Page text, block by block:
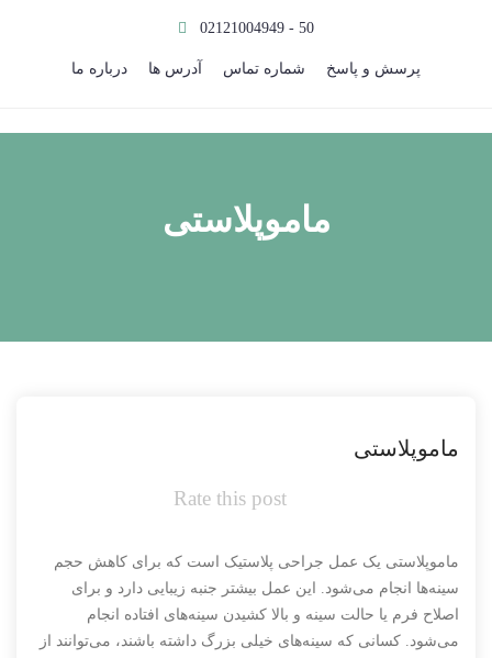
02121004949 - 50
درباره ما آدرس ها شماره تماس پرسش و پاسخ
ماموپلاستی
ماموپلاستی
Rate this post
ماموپلاستی یک عمل جراحی پلاستیک است که برای کاهش حجم
سینه‌ها انجام می‌شود. این عمل بیشتر جنبه زیبایی دارد و برای
اصلاح فرم یا حالت سینه و بالا کشیدن سینه‌های افتاده انجام
می‌شود. کسانی که سینه‌های خیلی بزرگ داشته باشند، می‌توانند از